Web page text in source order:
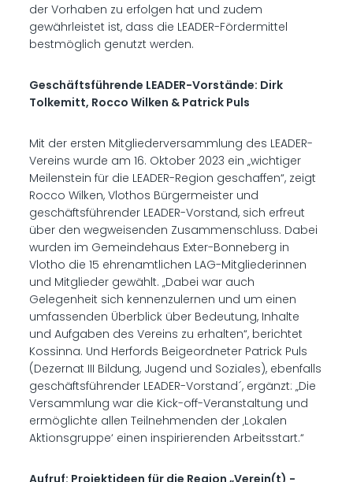
der Vorhaben zu erfolgen hat und zudem
gewährleistet ist, dass die LEADER-Fördermittel
bestmöglich genutzt werden.
Geschäftsführende LEADER-Vorstände: Dirk
Tolkemitt, Rocco Wilken & Patrick Puls
Mit der ersten Mitgliederversammlung des LEADER-
Vereins wurde am 16. Oktober 2023 ein „wichtiger
Meilenstein für die LEADER-Region geschaffen“, zeigt
Rocco Wilken, Vlothos Bürgermeister und
geschäftsführender LEADER-Vorstand, sich erfreut
über den wegweisenden Zusammenschluss. Dabei
wurden im Gemeindehaus Exter-Bonneberg in
Vlotho die 15 ehrenamtlichen LAG-Mitgliederinnen
und Mitglieder gewählt. „Dabei war auch
Gelegenheit sich kennenzulernen und um einen
umfassenden Überblick über Bedeutung, Inhalte
und Aufgaben des Vereins zu erhalten“, berichtet
Kossinna. Und Herfords Beigeordneter Patrick Puls
(Dezernat III Bildung, Jugend und Soziales), ebenfalls
geschäftsführender LEADER-Vorstand´, ergänzt: „Die
Versammlung war die Kick-off-Veranstaltung und
ermöglichte allen Teilnehmenden der ‚Lokalen
Aktionsgruppe‘ einen inspirierenden Arbeitsstart.“
Aufruf: Projektideen für die Region „Verein(t) -